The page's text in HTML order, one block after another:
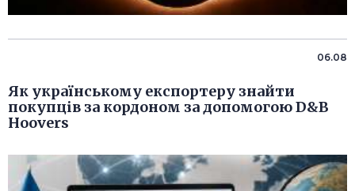
06.08
Як українському експортеру знайти
покупців за кордоном за допомогою D&B
Hoovers